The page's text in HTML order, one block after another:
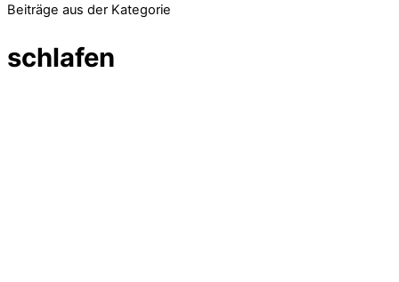
Beiträge aus der Kategorie
schlafen